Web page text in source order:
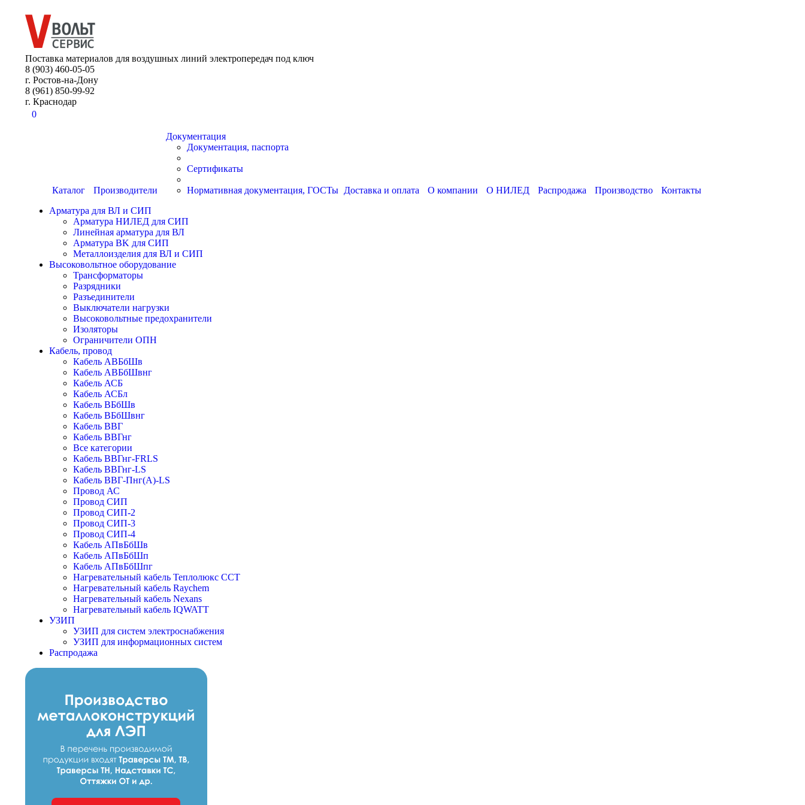
Поставка материалов для воздушных линий электропередач под ключ
8 (903) 460-05-05
г. Ростов-на-Дону
8 (961) 850-99-92
г. Краснодар
0
Каталог Производители
Документация
Документация, паспорта
Сертификаты
Нормативная документация, ГОСТы Доставка и оплата О компании О НИЛЕД Распродажа Производство
Контакты
Арматура для ВЛ и СИП
Арматура НИЛЕД для СИП
Линейная арматура для ВЛ
Арматура BK для СИП
Металлоизделия для ВЛ и СИП
Высоковольтное оборудование
Трансформаторы
Разрядники
Разъединители
Выключатели нагрузки
Высоковольтные предохранители
Изоляторы
Ограничители ОПН
Кабель, провод
Кабель АВБбШв
Кабель АВБбШвнг
Кабель АСБ
Кабель АСБл
Кабель ВБбШв
Кабель ВБбШвнг
Кабель ВВГ
Кабель ВВГнг
Все категории
Кабель ВВГнг-FRLS
Кабель ВВГнг-LS
Кабель ВВГ-Пнг(А)-LS
Провод АС
Провод СИП
Провод СИП-2
Провод СИП-3
Провод СИП-4
Кабель АПвБбШв
Кабель АПвБбШп
Кабель АПвБбШпг
Нагревательный кабель Теплолюкс ССТ
Нагревательный кабель Raychem
Нагревательный кабель Nexans
Нагревательный кабель IQWATT
УЗИП
УЗИП для систем электроснабжения
УЗИП для информационных систем
Распродажа